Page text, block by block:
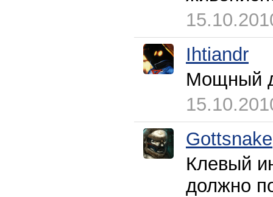
Ihtiandr
Мощный
Gottsnake
Клевый
должно